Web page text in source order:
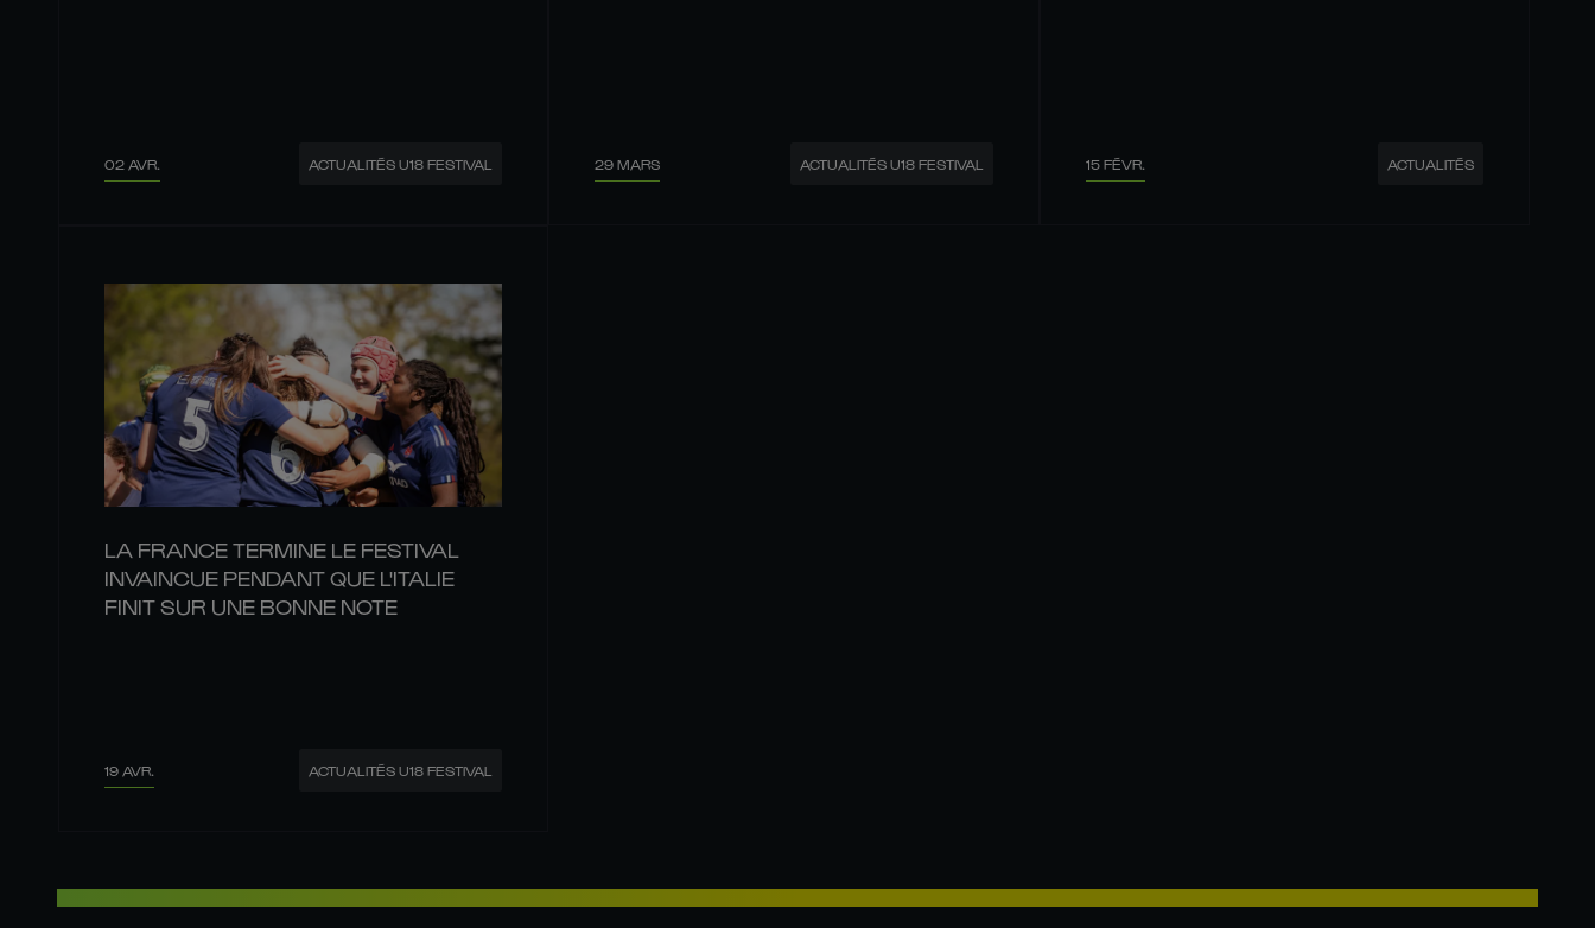
02 AVR. ACTUALITÉS U18 FESTIVAL 29 MARS ACTUALITÉS U18 FESTIVAL 15 FÉVR. ACTUALITÉS
LA FRANCE TERMINE LE FESTIVAL
INVAINCUE PENDANT QUE L'ITALIE
FINIT SUR UNE BONNE NOTE
19 AVR. ACTUALITÉS U18 FESTIVAL